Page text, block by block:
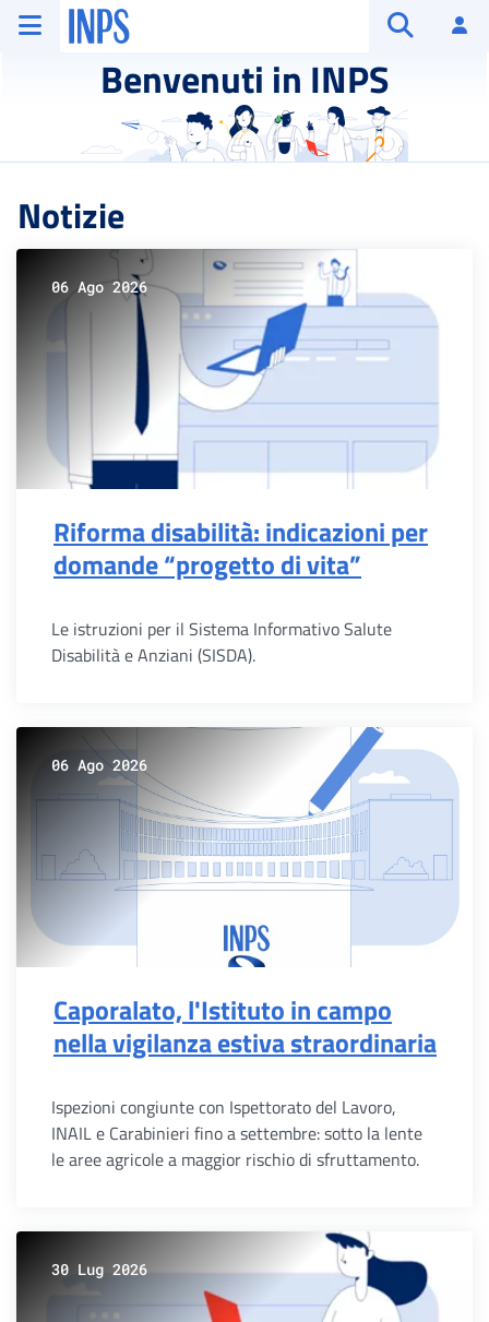
Vai al menu principale
Vai al contenuto principale
Vai al pie' di pagina
INPS ()
Benvenuti in INPS
Notizie
06 Ago 2026
Riforma disabilità: indicazioni per
domande “progetto di vita”
Le istruzioni per il Sistema Informativo Salute
Disabilità e Anziani (SISDA).
06 Ago 2026
Caporalato, l'Istituto in campo
nella vigilanza estiva straordinaria
Ispezioni congiunte con Ispettorato del Lavoro,
INAIL e Carabinieri fino a settembre: sotto la lente
le aree agricole a maggior rischio di sfruttamento.
30 Lug 2026